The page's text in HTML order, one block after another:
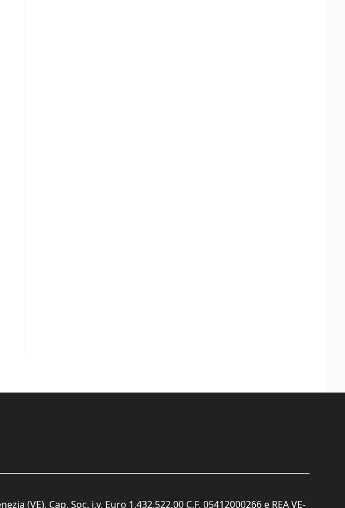
(VE). Cap. Soc. i.v. Euro 1.432.522,00 C.F. 05412000266 e REA VE-